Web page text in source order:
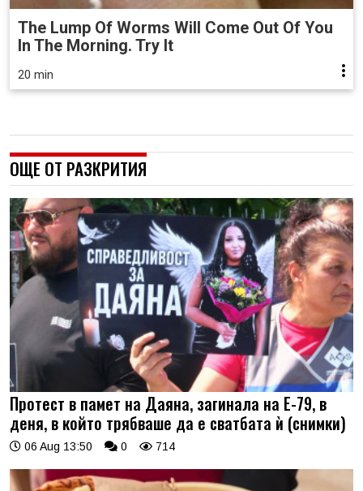
The Lump Of Worms Will Come Out Of You
In The Morning. Try It
20 min
ОЩЕ ОТ РАЗКРИТИЯ
Протест в памет на Даяна, загинала на Е-79, в
деня, в който трябваше да е сватбата ѝ (снимки)
06 Aug 13:50 0 714